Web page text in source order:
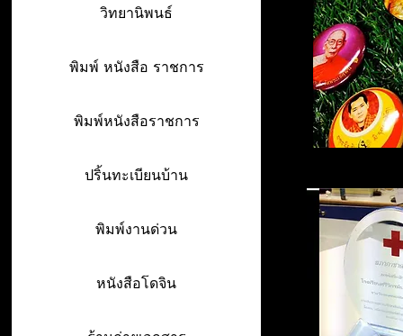
วิทยานิพนธ์
พิมพ์ หนังสือ ราชการ
พิมพ์หนังสือราชการ
ปริ้นทะเบียนบ้าน
พิมพ์งานด่วน
หนังสือโดจิน